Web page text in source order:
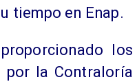
tiempo en Enap.
los
por la Contraloría